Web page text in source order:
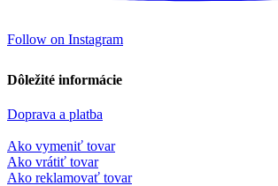
Follow on Instagram
Dôležité informácie
Doprava a platba
Ako vymeniť tovar
Ako vrátiť tovar
Ako reklamovať tovar